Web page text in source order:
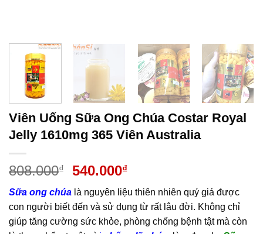
Viên Uống Sữa Ong Chúa Costar Royal
Jelly 1610mg 365 Viên Australia
808.000₫
Giá
gốc
là:
808.000₫.
540.000₫Giá
hiện
tại
là:
540.000₫.
Sữa ong chúa là nguyên liệu thiên nhiên quý giá được
con người biết đến và sử dụng từ rất lâu đời. Không chỉ
giúp tăng cường sức khỏe, phòng chống bệnh tật mà còn